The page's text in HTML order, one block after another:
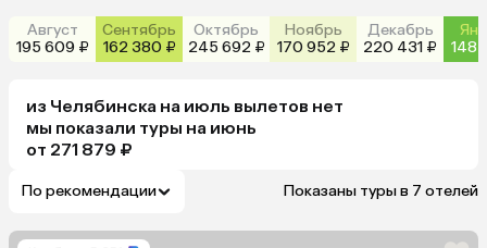
Август
195 609 ₽
Сентябрь
162 380 ₽
Октябрь
245 692 ₽
Ноябрь
170 952 ₽
Декабрь
220 431 ₽
148
из Челябинска на июль вылетов нет
мы показали туры на июнь
от 271 879 ₽
По рекомендации Показаны туры в 7 отелей